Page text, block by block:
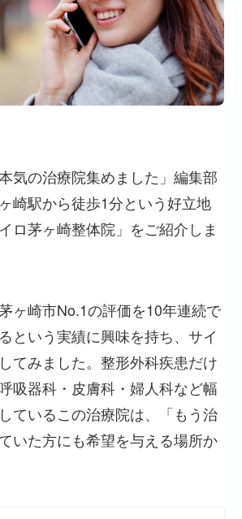
気の治療院集めました」編集部
崎駅から徒歩1分という好立地
ロ茅ヶ崎整体院」をご紹介しま
ヶ崎市No.1の評価を10年連続で
という実績に興味を持ち、サイ
てみました。整形外科疾患だけ
吸器科・皮膚科・婦人科など幅
ているこの治療院は、「もう治
いた方にも希望を与える場所か